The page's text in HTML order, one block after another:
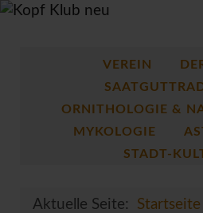
VEREIN
ORNITHOLOGIE &
MYKOLOGIE
STADT-
Aktuelle Seite: Startseite